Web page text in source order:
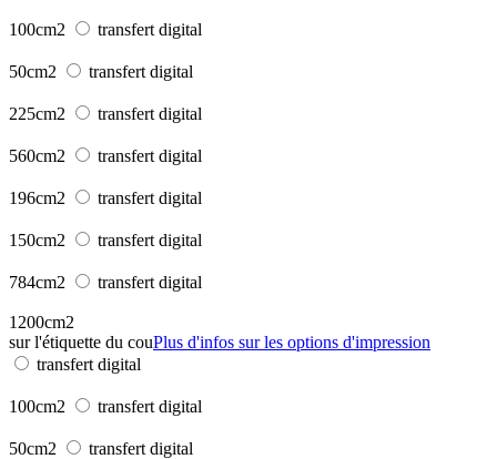
100cm2 transfert digital
50cm2 transfert digital
225cm2 transfert digital
560cm2 transfert digital
196cm2 transfert digital
150cm2 transfert digital
784cm2 transfert digital
1200cm2
sur l'étiquette du couPlus d'infos sur les options d'impression
transfert digital
100cm2 transfert digital
50cm2 transfert digital